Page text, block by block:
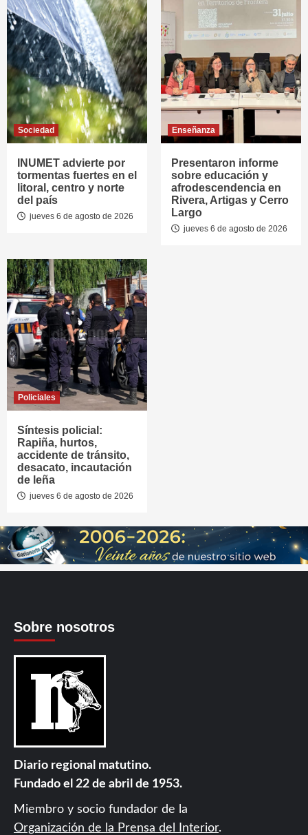
Sociedad
INUMET advierte por
tormentas fuertes en el
litoral, centro y norte
del país
jueves 6 de agosto de 2026
Enseñanza
Presentaron informe
sobre educación y
afrodescendencia en
Rivera, Artigas y Cerro
Largo
jueves 6 de agosto de 2026
Policiales
Síntesis policial:
Rapiña, hurtos,
accidente de tránsito,
desacato, incautación
de leña
jueves 6 de agosto de 2026
Sobre nosotros
Diario regional matutino.
Fundado el 22 de abril de 1953.
Miembro y socio fundador de la
Organización de la Prensa del Interior.